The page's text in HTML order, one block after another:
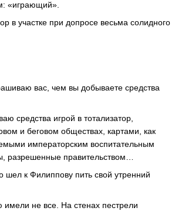
«играющий».
в участке при допросе весьма солидного
вас, чем вы добываете средства
средства игрой в тотализатор,
и беговом обществах, картами, как
императорским воспитательным
правительством…
к Филиппову пить свой утренний
не все. На стенах пестрели